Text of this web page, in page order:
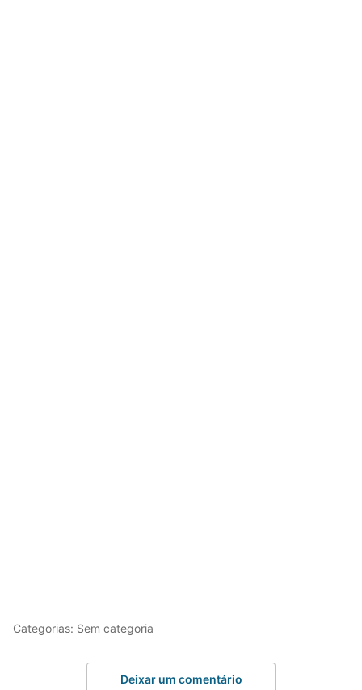
Categorias: Sem categoria
Deixar um comentário